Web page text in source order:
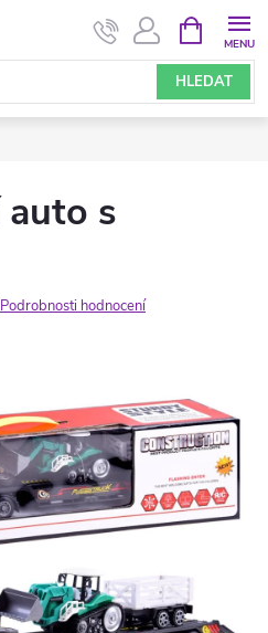
HLEDAT
NÁKUPNÍ
KOŠÍK
auto s
Podrobnosti hodnocení